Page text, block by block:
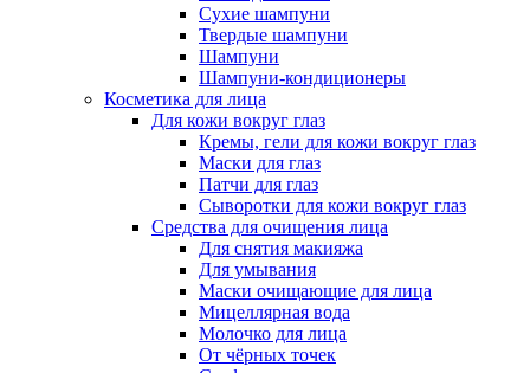
Сухие шампуни
Твердые шампуни
Шампуни
Шампуни-кондиционеры
Косметика для лица
Для кожи вокруг глаз
Кремы, гели для кожи вокруг глаз
Маски для глаз
Патчи для глаз
Сыворотки для кожи вокруг глаз
Средства для очищения лица
Для снятия макияжа
Для умывания
Маски очищающие для лица
Мицеллярная вода
Молочко для лица
От чёрных точек